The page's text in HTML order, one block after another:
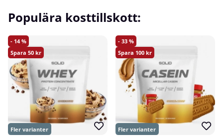
Populära kosttillskott:
14
50
33
100